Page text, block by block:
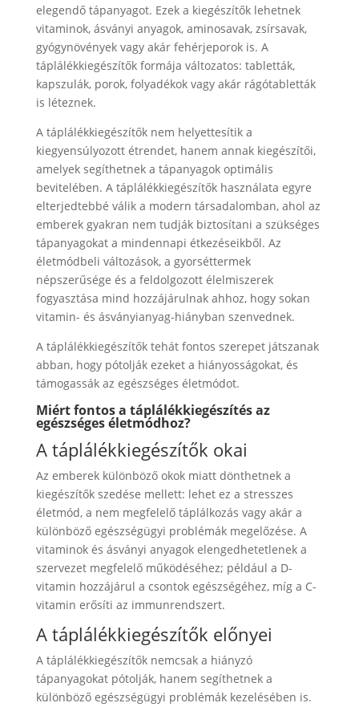
elegendő tápanyagot. Ezek a kiegészítők lehetnek
vitaminok, ásványi anyagok, aminosavak, zsírsavak,
gyógynövények vagy akár fehérjeporok is. A
táplálékkiegészítők formája változatos: tabletták,
kapszulák, porok, folyadékok vagy akár rágótabletták
is léteznek.
A táplálékkiegészítők nem helyettesítik a
kiegyensúlyozott étrendet, hanem annak kiegészítői,
amelyek segíthetnek a tápanyagok optimális
bevitelében. A táplálékkiegészítők használata egyre
elterjedtebbé válik a modern társadalomban, ahol az
emberek gyakran nem tudják biztosítani a szükséges
tápanyagokat a mindennapi étkezéseikből. Az
életmódbeli változások, a gyorséttermek
népszerűsége és a feldolgozott élelmiszerek
fogyasztása mind hozzájárulnak ahhoz, hogy sokan
vitamin- és ásványianyag-hiányban szenvednek.
A táplálékkiegészítők tehát fontos szerepet játszanak
abban, hogy pótolják ezeket a hiányosságokat, és
támogassák az egészséges életmódot.
Miért fontos a táplálékkiegészítés az
egészséges életmódhoz?
A táplálékkiegészítők okai
Az emberek különböző okok miatt dönthetnek a
kiegészítők szedése mellett: lehet ez a stresszes
életmód, a nem megfelelő táplálkozás vagy akár a
különböző egészségügyi problémák megelőzése. A
vitaminok és ásványi anyagok elengedhetetlenek a
szervezet megfelelő működéséhez; például a D-
vitamin hozzájárul a csontok egészségéhez, míg a C-
vitamin erősíti az immunrendszert.
A táplálékkiegészítők előnyei
A táplálékkiegészítők nemcsak a hiányzó
tápanyagokat pótolják, hanem segíthetnek a
különböző egészségügyi problémák kezelésében is.